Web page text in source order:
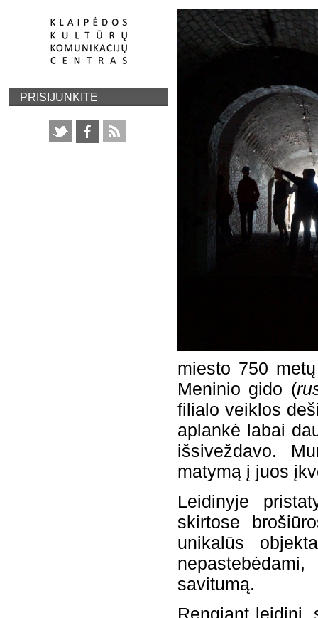
PRISIJUNKITE
miesto 750
Meninio gido (
filialo veiklos
aplankė labai
išsiveždavo.
matymą į juos
Leidinyje
skirtose
unikalūs
savitumą.
Rengiant leidinį,